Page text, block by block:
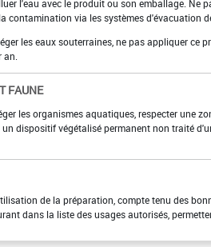
l'eau avec le produit ou son emballage. Ne
contamination via les systèmes d'évacuation
les eaux souterraines, ne pas appliquer
FAUNE
les organismes aquatiques, respecter une
dispositif végétalisé permanent non traité
de la préparation, compte tenu des
dans la liste des usages autorisés,